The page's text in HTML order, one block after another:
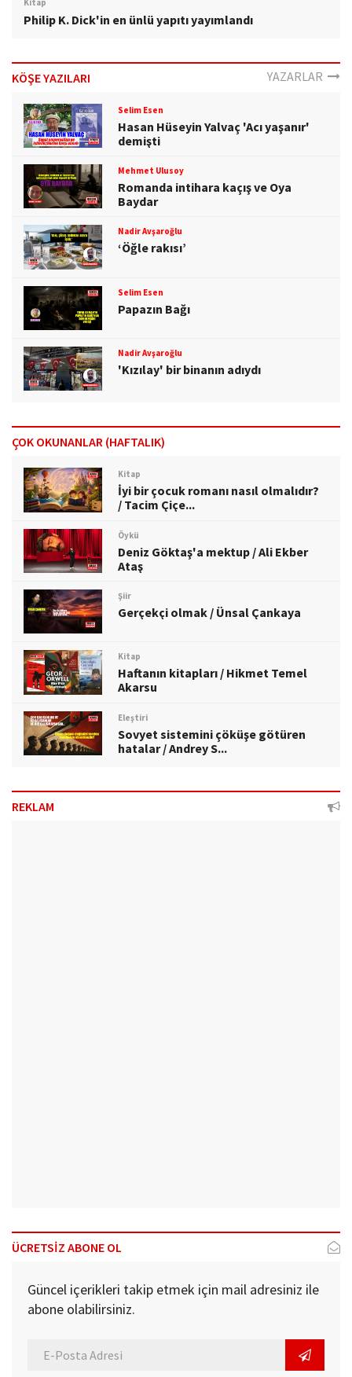
Kitap
Philip K. Dick'in en ünlü yapıtı yayımlandı
KÖŞE YAZILARI YAZARLAR
Selim Esen
Hasan Hüseyin Yalvaç 'Acı yaşanır'
demişti
Mehmet Ulusoy
Romanda intihara kaçış ve Oya
Baydar
Nadir Avşaroğlu
‘Öğle rakısı’
Selim Esen
Papazın Bağı
Nadir Avşaroğlu
'Kızılay' bir binanın adıydı
ÇOK OKUNANLAR (HAFTALIK)
Kitap
İyi bir çocuk romanı nasıl olmalıdır?
/ Tacim Çiçe...
Öykü
Deniz Göktaş'a mektup / Ali Ekber
Ataş
Şiir
Gerçekçi olmak / Ünsal Çankaya
Kitap
Haftanın kitapları / Hikmet Temel
Akarsu
Eleştiri
Sovyet sistemini çöküşe götüren
hatalar / Andrey S...
REKLAM
ÜCRETSİZ ABONE OL
Güncel içerikleri takip etmek için mail adresiniz ile
abone olabilirsiniz.